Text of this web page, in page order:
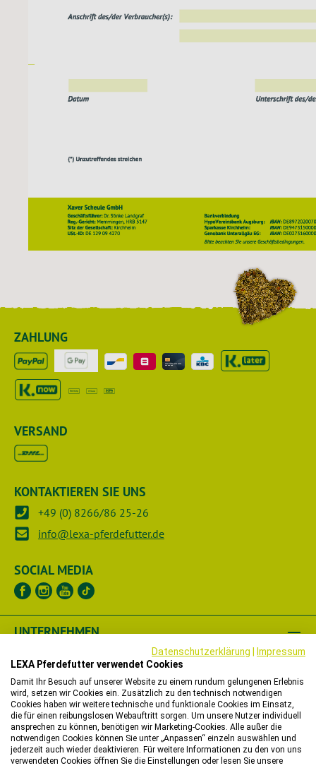
ZAHLUNG
VERSAND
KONTAKTIEREN SIE UNS
+49 (0) 8266/86 25-26
info@lexa-pferdefutter.de
SOCIAL MEDIA
UNTERNEHMEN
RECHTLICHES
HÄNDLER
WIR HELFEN IHNEN
Bitte beachten Sie, dass wir in unserem Onlineshop nur
Datenschutzerklärung
Impressum
LEXA Pferdefutter verwendet Cookies
Damit Ihr Besuch auf unserer Website zu einem rundum gelungenen Erlebnis
wird, setzen wir Cookies ein. Zusätzlich zu den technisch notwendigen
Cookies haben wir weitere technische und funktionale Cookies im Einsatz,
die für einen reibungslosen Webauftritt sorgen. Um unsere Nutzer individuell
ansprechen zu können, benötigen wir Marketing-Cookies. Alle außer die
notwendigen Cookies können Sie unter „Anpassen“ einzeln auswählen und
jederzeit auch wieder deaktivieren. Für weitere Informationen zu den von uns
verwendeten Cookies öffnen Sie die Einstellungen oder lesen Sie unsere